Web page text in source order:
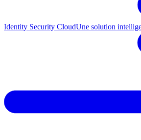
Identity Security CloudUne solution